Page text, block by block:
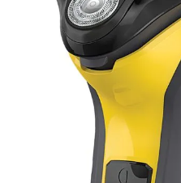
combo remington